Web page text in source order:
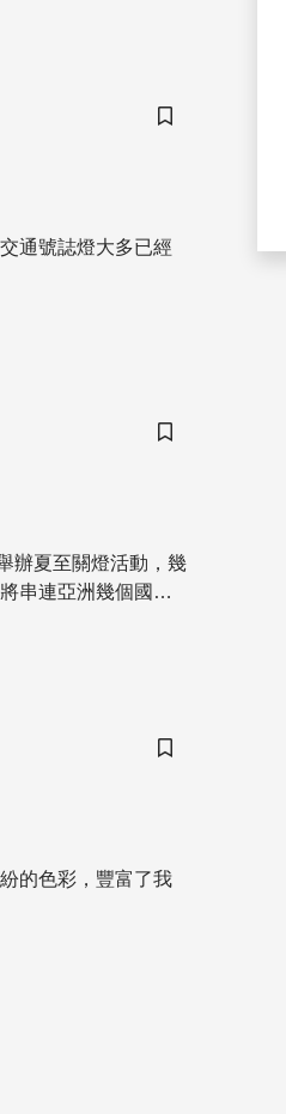
儲存書籤
通號誌燈大多已經
儲存書籤
辦夏至關燈活動，幾
串連亞洲幾個國家
就要在這個前提之
儲存書籤
的色彩，豐富了我